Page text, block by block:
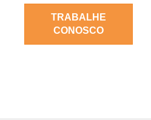
TRABALHE
CONOSCO